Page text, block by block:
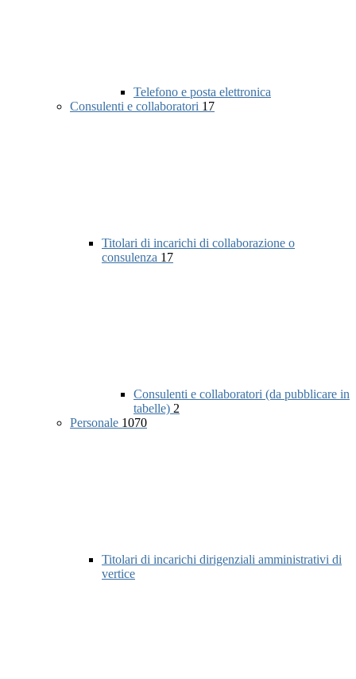
Telefono e posta elettronica
Consulenti e collaboratori 17
Titolari di incarichi di collaborazione o
consulenza 17
Consulenti e collaboratori (da pubblicare in
tabelle) 2
Personale 1070
Titolari di incarichi dirigenziali amministrativi di
vertice